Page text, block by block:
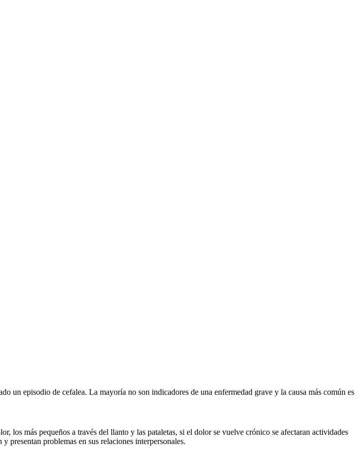
un episodio de cefalea. La mayoría no son indicadores de una enfermedad grave y la causa más común es
los más pequeños a través del llanto y las pataletas, si el dolor se vuelve crónico se afectaran actividades
presentan problemas en sus relaciones interpersonales.